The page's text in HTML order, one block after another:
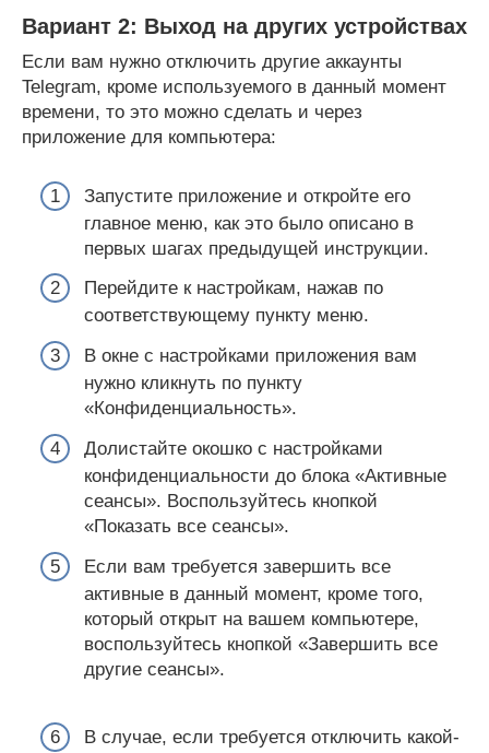
Вариант 2: Выход на других устройствах
Если вам нужно отключить другие аккаунты
Telegram, кроме используемого в данный момент
времени, то это можно сделать и через
приложение для компьютера:
Запустите приложение и откройте его
главное меню, как это было описано в
первых шагах предыдущей инструкции.
Перейдите к настройкам, нажав по
соответствующему пункту меню.
В окне с настройками приложения вам
нужно кликнуть по пункту
«Конфиденциальность».
Долистайте окошко с настройками
конфиденциальности до блока «Активные
сеансы». Воспользуйтесь кнопкой
«Показать все сеансы».
Если вам требуется завершить все
активные в данный момент, кроме того,
который открыт на вашем компьютере,
воспользуйтесь кнопкой «Завершить все
другие сеансы».
В случае, если требуется отключить какой-